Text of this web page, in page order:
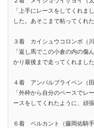
「上手にレースをしてくれま
した。あそこまで粘ってくれ
３着 カイシュウコロンボ（川
「返し馬でこの小倉の内の傷
かり最後まで走ってくれました
４着 アンバルブライベン（田
「外枠から自分のペースでレ
ースをしてくれたように、頑
６着 ベルカント（藤岡佑騎手